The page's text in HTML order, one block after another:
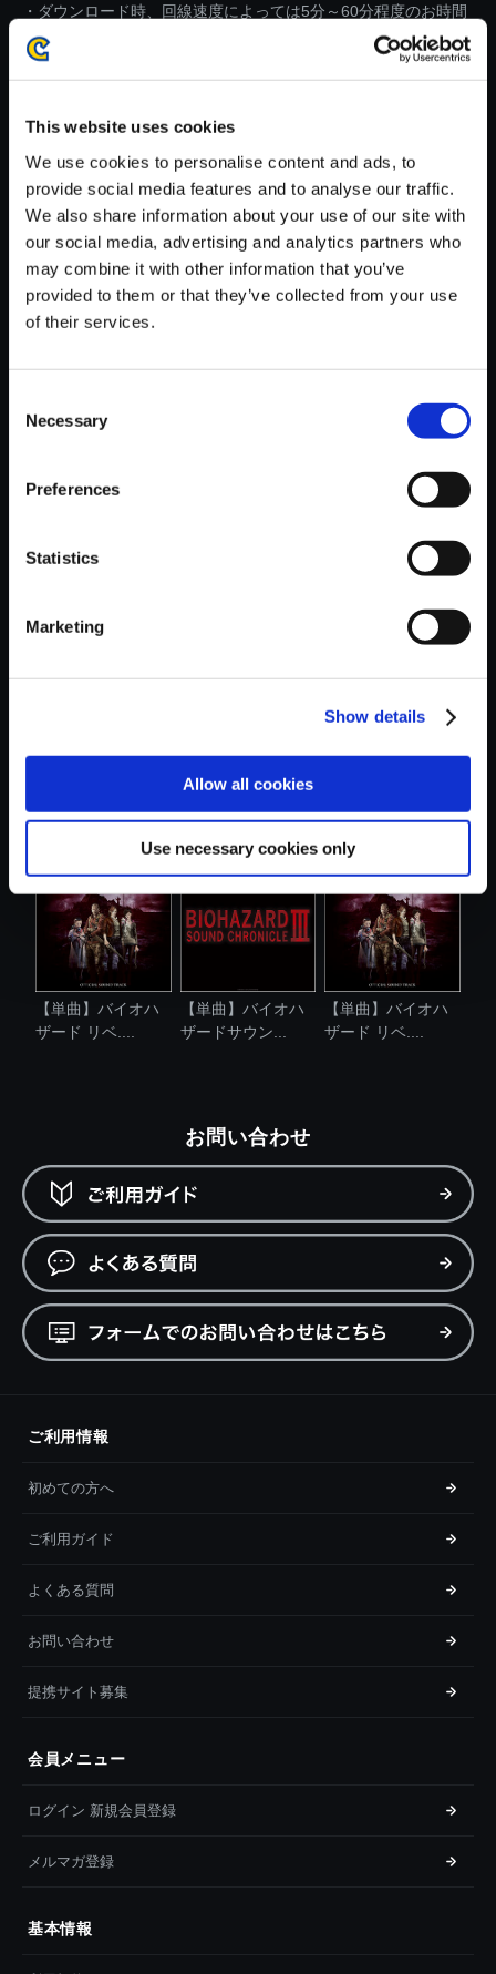
This website uses cookies
We use cookies to personalise content and ads, to
provide social media features and to analyse our traffic.
We also share information about your use of our site with
our social media, advertising and analytics partners who
may combine it with other information that you’ve
provided to them or that they’ve collected from your use
of their services.
Selection
Necessary
Preferences
Statistics
Marketing
Show details
Allow all cookies
Use necessary cookies only
・ダウンロード時、回線速度によっては5分～60分程度のお時間
がかかる場合がございます。
※ご購入いただいたファイルのダウンロードの際には、通信環境
が安定しているWifi環境でお試しください。
【単曲】バイオハザード リベレ
ーションズ2 オフィシャル・サ
ウンドトラック Deep Sea -Dar
BIOHAZARD
REVELATION...
【単曲】バイオハ
ザード リベ....
【単曲】バイオハ
ザードサウン...
【単曲】バイオハ
ザード リベ....
お問い合わせ
ご利用情報
初めての方へ
ご利用ガイド
よくある質問
お問い合わせ
提携サイト募集
会員メニュー
ログイン 新規会員登録
メルマガ登録
基本情報